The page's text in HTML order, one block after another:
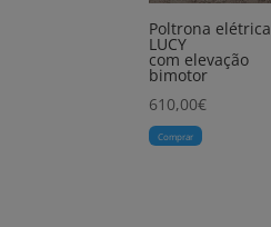
Poltrona elétrica
LUCY
com elevação
bimotor
610,00€
Comprar